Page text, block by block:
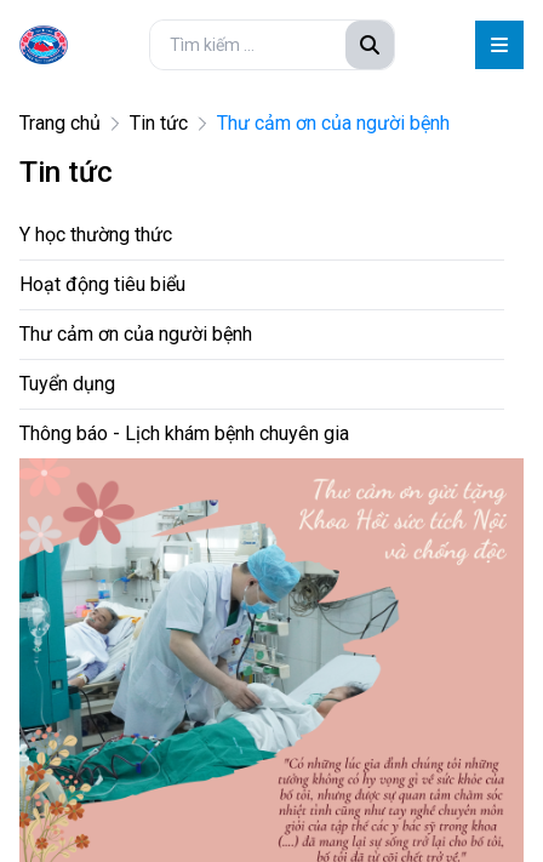
Trang chủ Tin tức Thư cảm ơn của người bệnh
Tin tức
Y học thường thức
Hoạt động tiêu biểu
Thư cảm ơn của người bệnh
Tuyển dụng
Thông báo - Lịch khám bệnh chuyên gia